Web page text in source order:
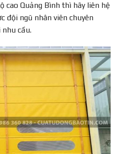
cao Quảng Bình thì hãy liên hệ
đội ngũ nhân viên chuyên
cầu.